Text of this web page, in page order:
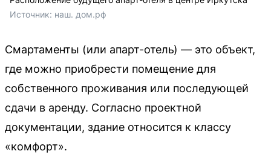
Источник: наш. дом.рф
Смартаменты (или апарт-отель) — это объект,
где можно приобрести помещение для
собственного проживания или последующей
сдачи в аренду. Согласно проектной
документации, здание относится к классу
«комфорт».